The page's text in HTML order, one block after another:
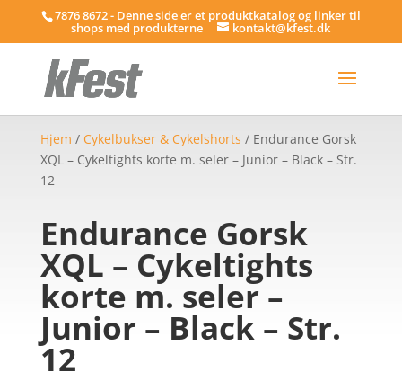
7876 8672 - Denne side er et produktkatalog og linker til
shops med produkterne kontakt@kfest.dk
Hjem / Cykelbukser & Cykelshorts / Endurance Gorsk
XQL – Cykeltights korte m. seler – Junior – Black – Str.
12
Endurance Gorsk
XQL – Cykeltights
korte m. seler –
Junior – Black – Str.
12